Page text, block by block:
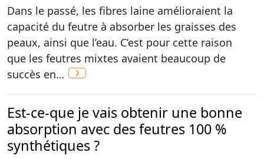
Dans le passé, les fibres laine amélioraient la
capacité du feutre à absorber les graisses des
peaux, ainsi que l’eau. C’est pour cette raison
que les feutres mixtes avaient beaucoup de
succès en…
Est-ce-que je vais obtenir une bonne
absorption avec des feutres 100 %
synthétiques ?